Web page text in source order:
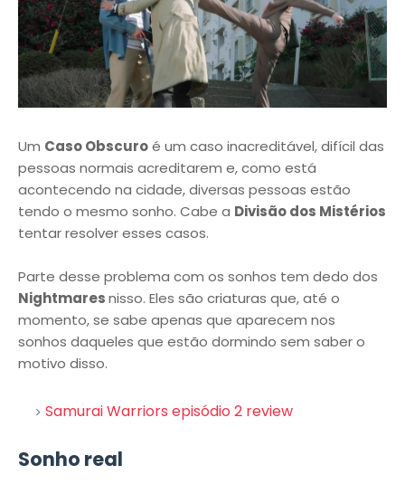
Um Caso Obscuroé um caso inacreditável, difícil das
pessoas normais acreditarem e, como está
acontecendo na cidade, diversas pessoas estão
tendo o mesmo sonho. Cabe a Divisão dos Mistérios
tentar resolver esses casos.
Parte desse problema com os sonhos tem dedo dos
Nightmaresnisso. Eles são criaturas que, até o
momento, se sabe apenas que aparecem nos
sonhos daqueles que estão dormindo sem saber o
motivo disso.
Samurai Warriors episódio 2 review
Sonho real